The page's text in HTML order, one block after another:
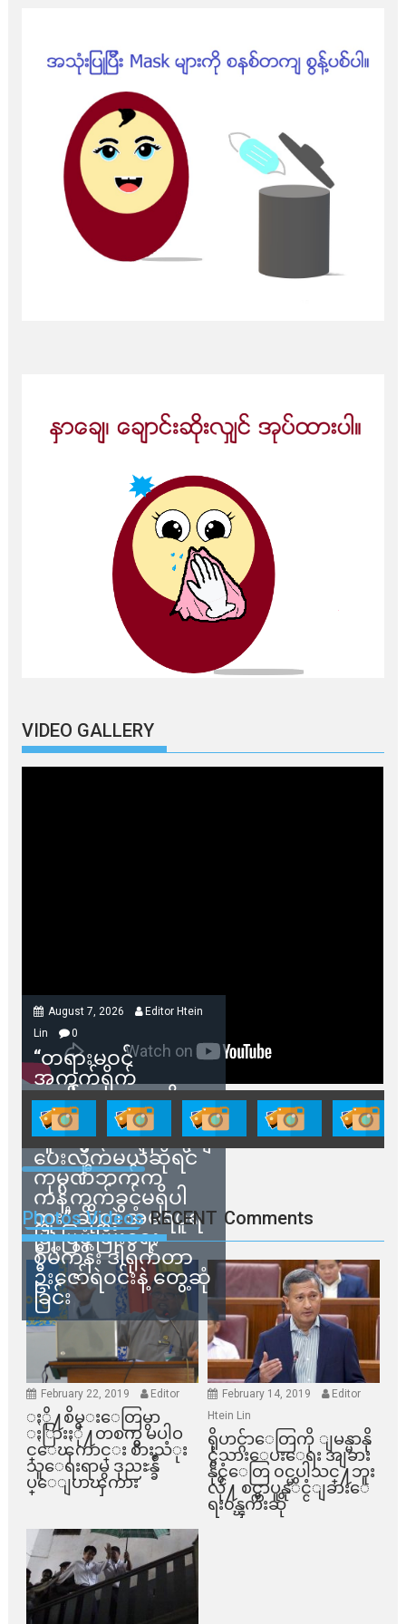
VIDEO GALLERY
August 7, 2026
Editor Htein
Lin
0
“တရားမဝင်
အကွက်ရိုက်
ရောင်းချမှုတွေကို
သက်ဆိုင်ရာတာဝန်ရှိ
သူတွေက ဂရန်တွေချ
ပေးလိုက်မယ်ဆိုရင်
ကုမ္ပဏီဘက်က
ကန့်ကွက်ခွင့်မရှိပါ
ဘူး” ဆိုတဲ့ အမရပူရ
မြို့ပြဖွံ့ဖြိုးရေး
စီမံကိန်း ဒါရိုက်တာ
ဦးဇော်ရဲဝင်းနဲ့ တွေ့ဆုံ
ခြင်း
Photos Videos RECENT Comments
February 22, 2019 Editor
ႏို႔စိမ္းေတြမွာ
ႏြားႏို႔တစက္မွ မပါဝ
င္ေၾကာင္း စားသံုး
သူေရးရာမွ ဒုညႊန္ခ်ဳ
ပ္ေျပာၾကား
February 14, 2019
Editor
Htein Lin
ရိုဟင္ဂ်ာေတြကို ျမန္မာနို
င္ငံသားေပးေရး အျခား
နိုင္ငံေတြ ၀င္မပါသင္႔ဘူး
လို႔ စင္ကာပူနုိင္ငံျခားေ
ရး၀န္ၾကီးဆို